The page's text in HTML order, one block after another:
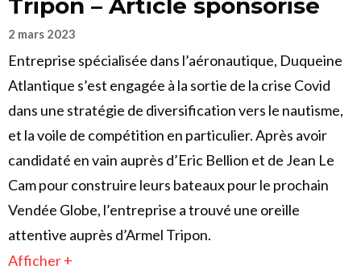
Tripon – Article sponsorisé
2 mars 2023
Entreprise spécialisée dans l’aéronautique, Duqueine
Atlantique s’est engagée à la sortie de la crise Covid
dans une stratégie de diversification vers le nautisme,
et la voile de compétition en particulier. Après avoir
candidaté en vain auprès d’Eric Bellion et de Jean Le
Cam pour construire leurs bateaux pour le prochain
Vendée Globe, l’entreprise a trouvé une oreille
attentive auprès d’Armel Tripon.
Afficher +